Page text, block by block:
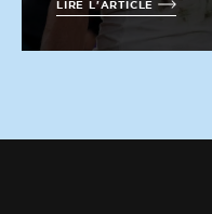
LIRE L'ARTICLE